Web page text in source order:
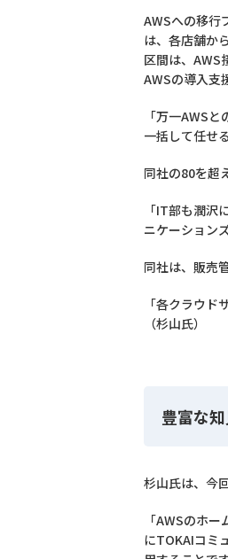
AWSへの移行
は、各店舗か
区間は、AWS
AWSの導入支
「万一AWS
一括して任せ
同社の80を超
「IT部も潤
ニケーション
同社は、販売
「各クラウ
（杉山氏）
豊富な
杉山氏は、今
「AWSのホ
にTOKAIコミ